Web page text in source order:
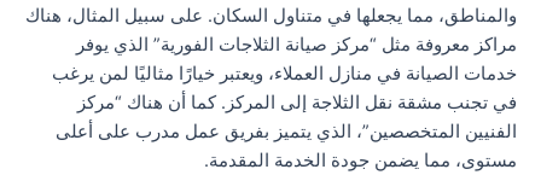
والمناطق، مما يجعلها في متناول السكان. على سبيل المثال، هناك
مراكز معروفة مثل “مركز صيانة الثلاجات الفورية” الذي يوفر
خدمات الصيانة في منازل العملاء، ويعتبر خيارًا مثاليًا لمن يرغب
في تجنب مشقة نقل الثلاجة إلى المركز. كما أن هناك “مركز
الفنيين المتخصصين”، الذي يتميز بفريق عمل مدرب على أعلى
مستوى، مما يضمن جودة الخدمة المقدمة.